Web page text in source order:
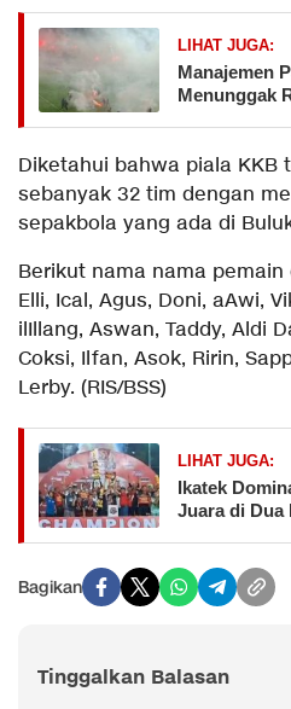
LIHAT JUGA:
Manajemen
Menunggak
Diketahui bahwa piala KKB
sebanyak 32 tim dengan
sepakbola yang ada di
Berikut nama nama
Elli, Ical, Agus, Doni, aAwi,
ilIllang, Aswan, Taddy, Aldi
Coksi, Ilfan, Asok, Ririn,
Lerby. (RIS/BSS)
LIHAT JUGA:
Ikatek
Juara di Dua
Bagikan
Tinggalkan Balasan